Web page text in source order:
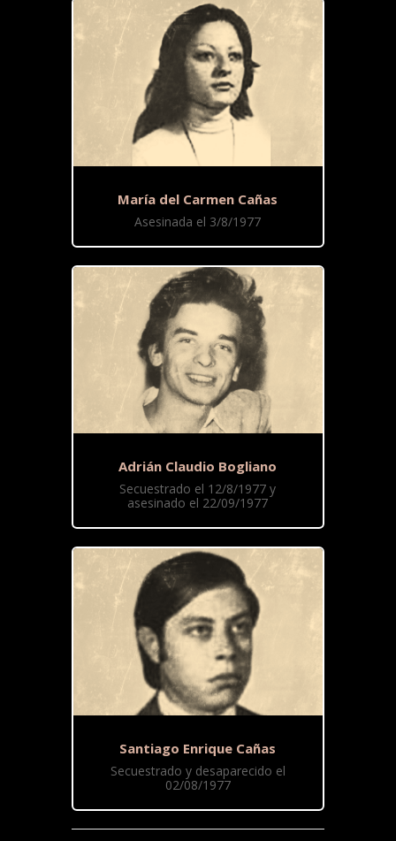
María del Carmen Cañas
Asesinada el 3/8/1977
Adrián Claudio Bogliano
Secuestrado el 12/8/1977 y
asesinado el 22/09/1977
Santiago Enrique Cañas
Secuestrado y desaparecido el
02/08/1977